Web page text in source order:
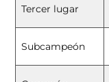
Tercer lugar
Subcampeón